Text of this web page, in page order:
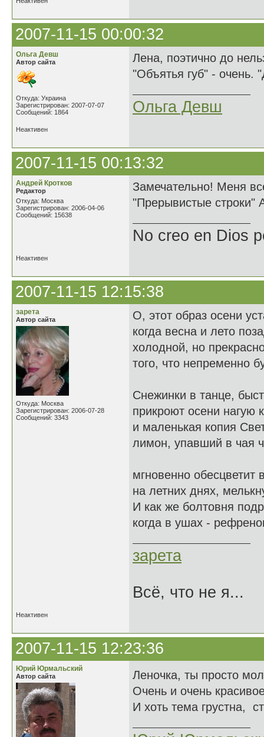
2007-11-15 00:00:32
Ольга Девш
Автор сайта
Откуда: Украина
Зарегистрирован: 2007-07-07
Сообщений: 1864
Лена, поэтично до
"Объятья губ" - очень.
Ольга Девш
Неактивен
2007-11-15 00:13:32
Андрей Кротков
Редактор
Откуда: Москва
Зарегистрирован: 2006-04-06
Сообщений: 15638
Замечательно! Меня
"Прерывистые строки"
No creo en Dios
Неактивен
2007-11-15 12:15:38
зарета
Автор сайта
Откуда: Москва
Зарегистрирован: 2006-07-28
Сообщений: 3343
О, этот образ осени
когда весна и лето
холодной, но
того, что непременно
Снежинки в танце,
прикроют осени нагую
и маленькая копия
лимон, упавший в чая
мгновенно обесцветит
на летних днях,
И как же болтовня
когда в ушах -
зарета
Всё, что не я...
Неактивен
2007-11-15 12:23:36
Юрий Юрмальский
Автор сайта
Леночка, ты просто
Очень и очень
И хоть тема грустна,